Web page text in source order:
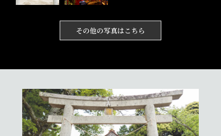
その他の写真はこちら